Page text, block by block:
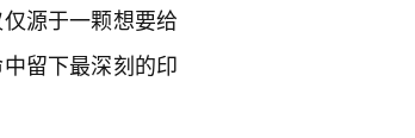
源于一颗想要给
留下最深刻的印